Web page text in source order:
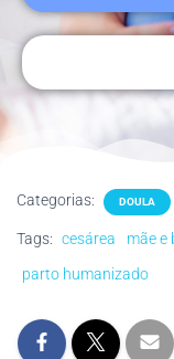
Categorias: DOULA
Tags: cesárea mãe e
parto humanizado